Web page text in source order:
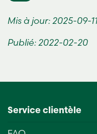
Mis à jour: 2025-09-
Publié: 2022-02-20
Service clientèle